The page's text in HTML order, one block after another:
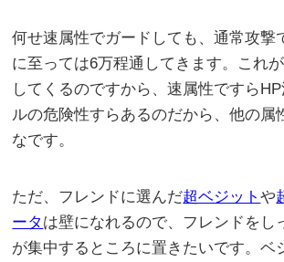
何せ速属性でガードしても、通常攻撃
に至っては6万程通してきます。これ
してくるのですから、速属性ですら
ルの危険性すらあるのだから、他の属
なです。
ただ、フレンドに選んだ超ベジットや
ータ は壁になれるので、フレンドをし
が集中するところに置きたいです。ベ